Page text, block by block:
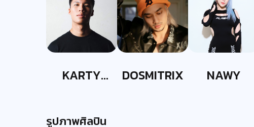
KARTY DOSMITRIX NAWY
รูปภาพศิลปิน